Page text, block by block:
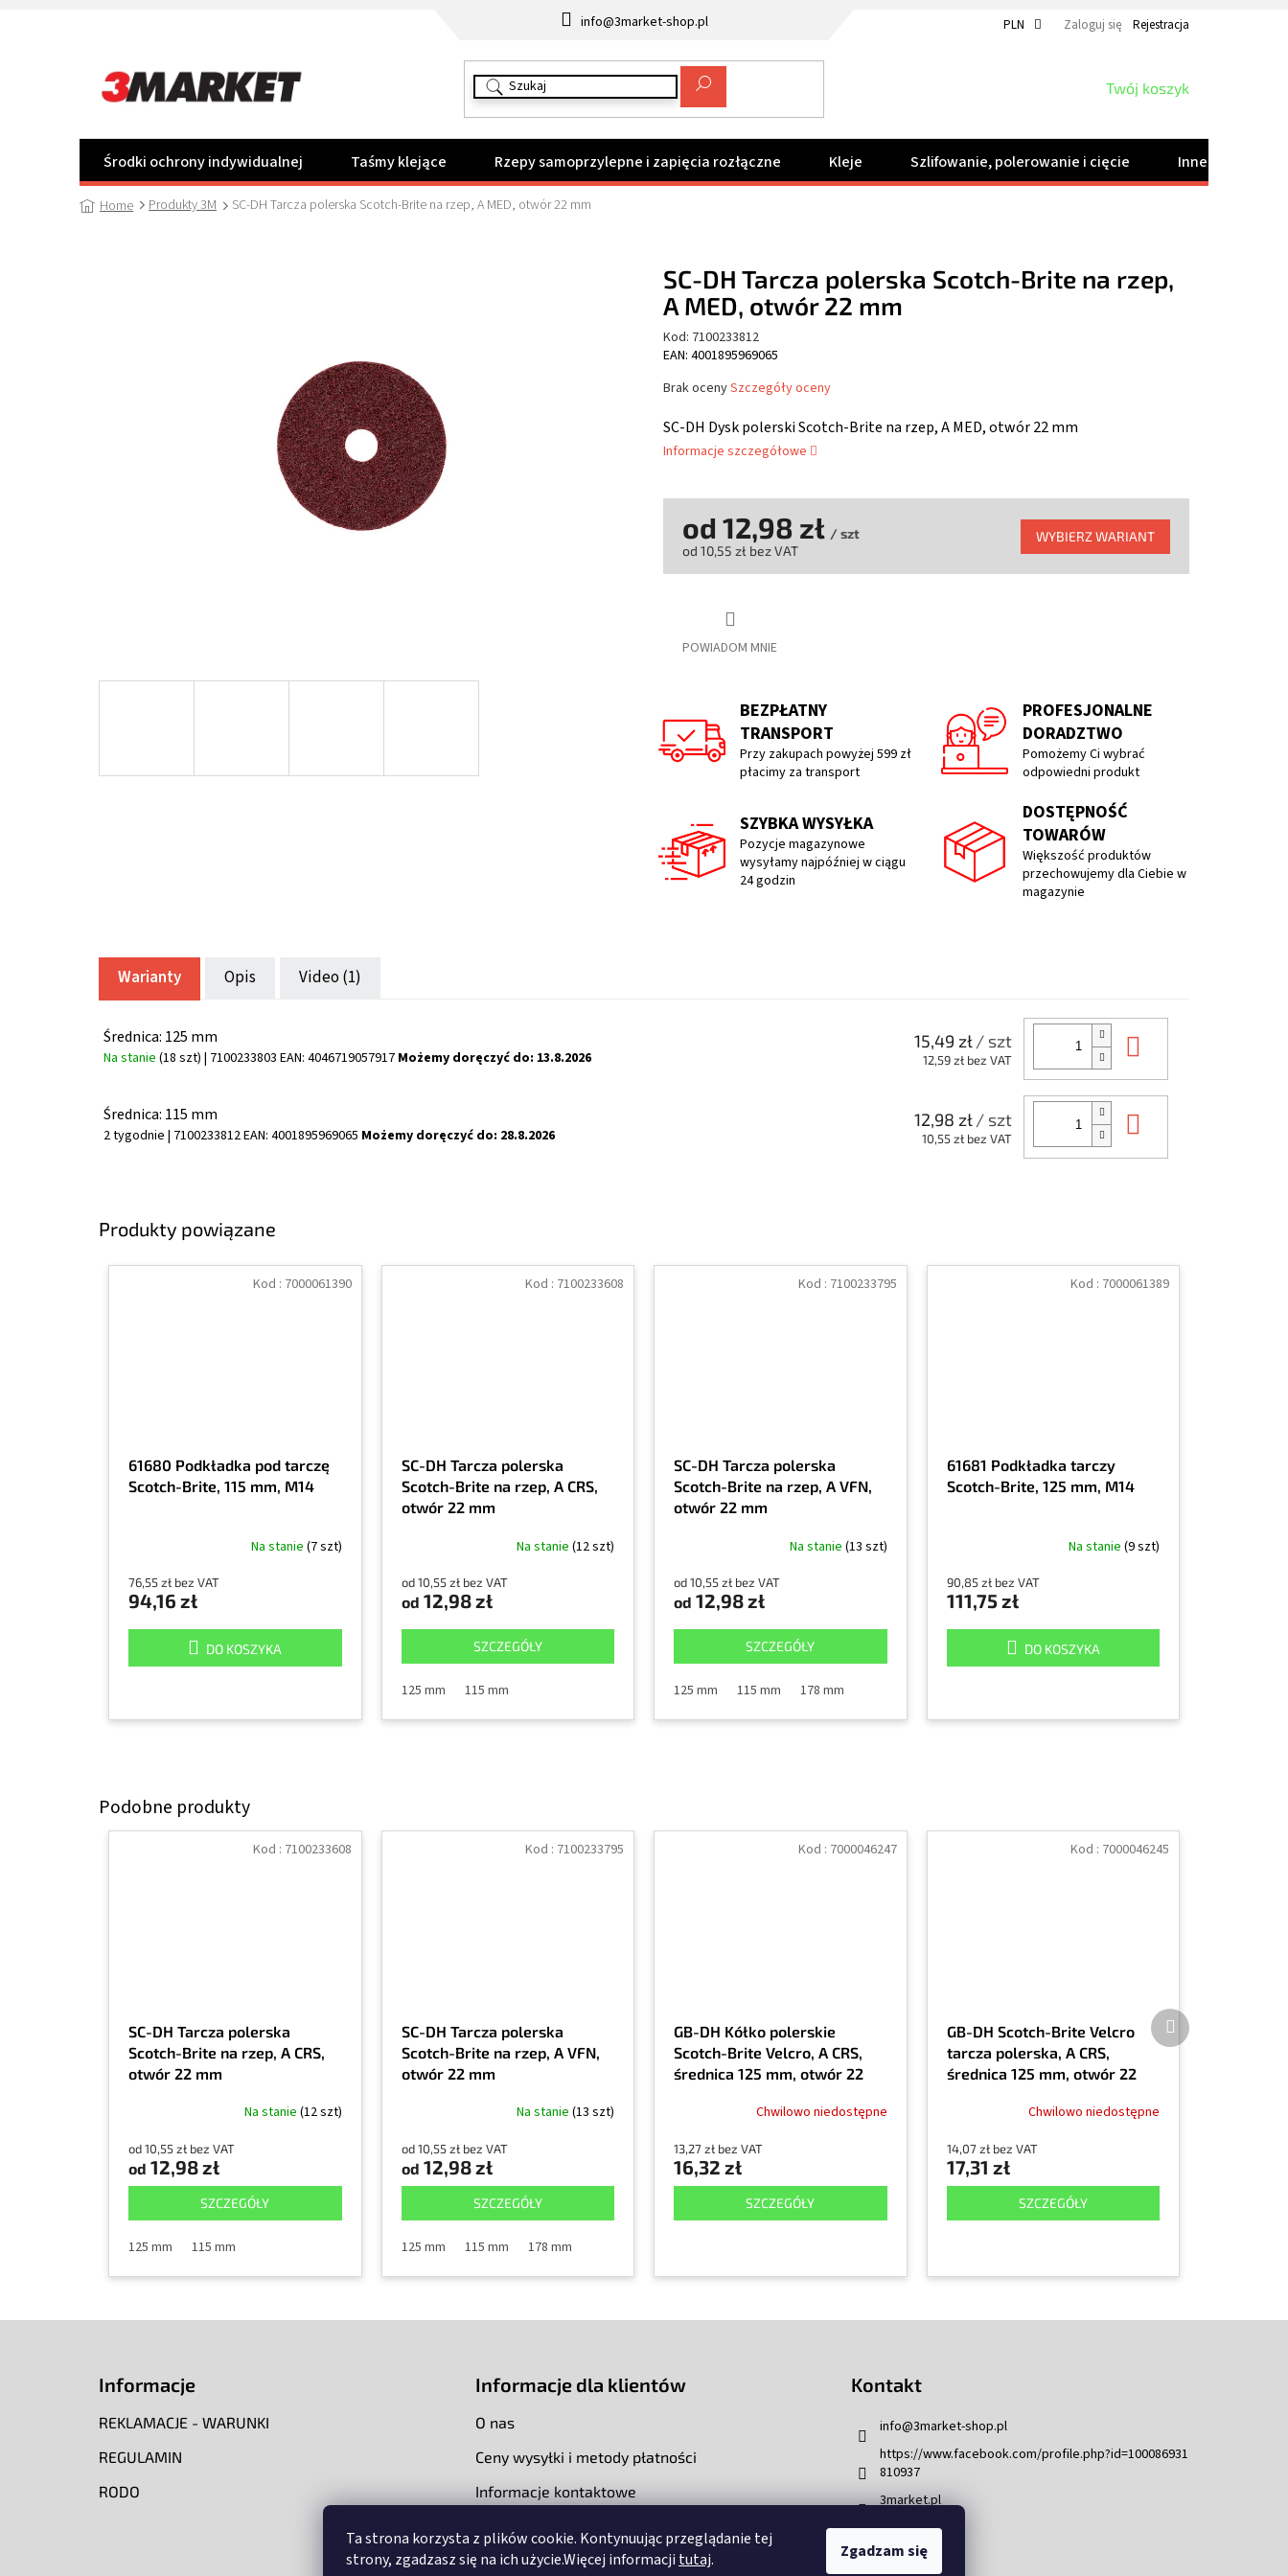
Ta strona korzysta z plików cookie. Kontynuując przeglądanie tej
strony, zgadzasz się na ich użycie.Więcej informacji tutaj. Zgadzam się
info@3market-shop.pl PLN Zaloguj się Rejestracja
KOSZYK
Twój koszyk
Środki ochrony indywidualnej Taśmy klejące Rzepy samoprzylepne i zapięcia rozłączne Kleje Szlifowanie, polerowanie i cięcie Inne produkty
Home Produkty 3M SC-DH Tarcza polerska Scotch-Brite na rzep, A MED, otwór 22 mm
SC-DH Dysk polerski Scotch-Brite na rzep, A MED, otwór 22 mm
Informacje szczegółowe
POWIADOM MNIE
od 12,98 zł / szt
od 10,55 zł bez VAT
WYBIERZ WARIANT
SC-DH Tarcza polerska Scotch-Brite na rzep,
A MED, otwór 22 mm
Kod: 7100233812
EAN: 4001895969065
Średnia
produktu
wynosi
0,0
5
gwiazdek.
Brak ocenySzczegóły oceny
BEZPŁATNY
TRANSPORT
Przy zakupach powyżej 599 zł
płacimy za transport
PROFESJONALNE
DORADZTWO
Pomożemy Ci wybrać
odpowiedni produkt
SZYBKA WYSYŁKA
Pozycje magazynowe
wysyłamy najpóźniej w ciągu
24 godzin
DOSTĘPNOŚĆ
TOWARÓW
Większość produktów
przechowujemy dla Ciebie w
magazynie
Produkty powiązane
61680 Podkładka pod tarczę
Scotch-Brite, 115 mm, M14
Na stanie (7 szt)
76,55 zł bez VAT
94,16 zł
DO KOSZYKA
Kod : 7000061390
SC-DH Tarcza polerska
Scotch-Brite na rzep, A CRS,
otwór 22 mm
Na stanie (12 szt)
od 10,55 zł bez VAT
od 12,98 zł
SZCZEGÓŁY
125 mm 115 mm
Kod : 7100233608
SC-DH Tarcza polerska
Scotch-Brite na rzep, A VFN,
otwór 22 mm
Na stanie (13 szt)
od 10,55 zł bez VAT
od 12,98 zł
SZCZEGÓŁY
125 mm 115 mm 178 mm
Kod : 7100233795
61681 Podkładka tarczy
Scotch-Brite, 125 mm, M14
Na stanie (9 szt)
90,85 zł bez VAT
111,75 zł
DO KOSZYKA
Kod : 7000061389
Warianty Opis Video (1)
Średnica: 125 mm
Na stanie (18 szt) | 7100233803 EAN: 4046719057917 Możemy doręczyć do: 13.8.2026
15,49 zł/ szt
12,59 zł bez VAT
Średnica: 115 mm
2 tygodnie | 7100233812EAN: 4001895969065 Możemy doręczyć do: 28.8.2026
12,98 zł/ szt
10,55 zł bez VAT
SC-DH Tarcza polerska
Scotch-Brite na rzep, A CRS,
otwór 22 mm
Na stanie (12 szt)
od 10,55 zł bez VAT
od 12,98 zł
SZCZEGÓŁY
125 mm 115 mm
Kod : 7100233608
SC-DH Tarcza polerska
Scotch-Brite na rzep, A VFN,
otwór 22 mm
Na stanie (13 szt)
od 10,55 zł bez VAT
od 12,98 zł
SZCZEGÓŁY
125 mm 115 mm 178 mm
Kod : 7100233795
GB-DH Kółko polerskie
Scotch-Brite Velcro, A CRS,
średnica 125 mm, otwór 22
Chwilowo niedostępne
13,27 zł bez VAT
16,32 zł
SZCZEGÓŁY
Kod : 7000046247
GB-DH Scotch-Brite Velcro
tarcza polerska, A CRS,
średnica 125 mm, otwór 22
Chwilowo niedostępne
14,07 zł bez VAT
17,31 zł
SZCZEGÓŁY
Kod : 7000046245
Produkt
następny
Informacje
REKLAMACJE - WARUNKI
REGULAMIN
RODO
Informacje dla klientów
O nas
Ceny wysyłki i metody płatności
Informacje kontaktowe
Kontakt
info@3market-shop.pl
https://www.facebook.com/profile.php?id=100086931
810937
3market.pl